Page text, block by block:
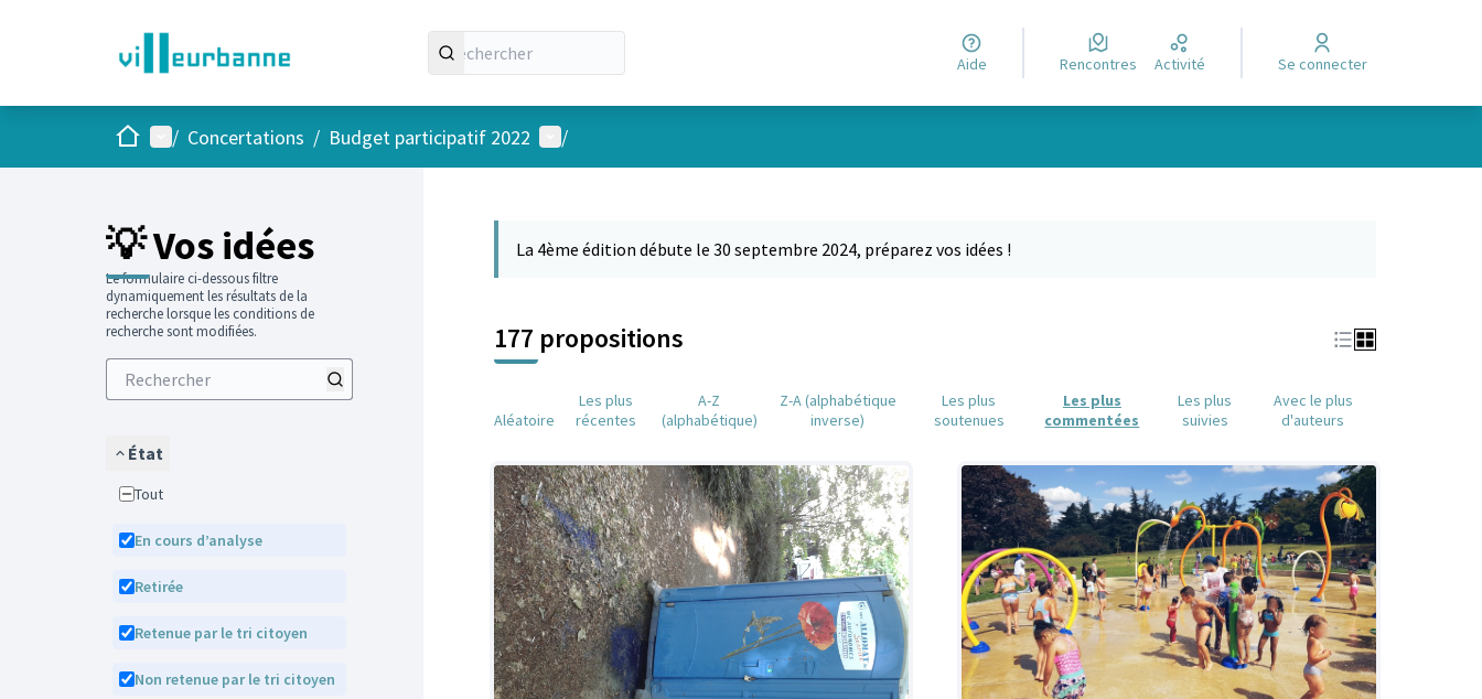
Aide Rencontres Activité Se connecter
AccueilMenu principal
/ Concertations / Budget participatif 2022 Menu utilisateur
/
💡 Vos idées
Le formulaire ci-dessous filtre
dynamiquement les résultats de la
recherche lorsque les conditions de
recherche sont modifiées.
État
Tout
En cours d’analyse
Retirée
Retenue par le tri citoyen
Non retenue par le tri citoyen
La 4ème édition débute le 30 septembre 2024, préparez vos idées !
177 propositions
Aléatoire
Les plus
récentes
A-Z
(alphabétique)
Z-A (alphabétique
inverse)
Les plus
soutenues
Les plus
commentées
Les plus
suivies
Avec le plus
d'auteurs